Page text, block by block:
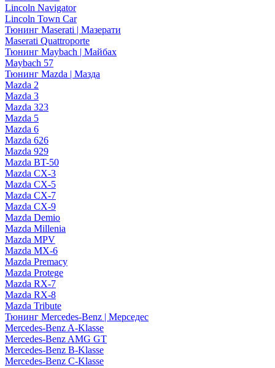
Lincoln Navigator
Lincoln Town Car
Тюнинг Maserati | Мазерати
Maserati Quattroporte
Тюнинг Maybach | Майбах
Maybach 57
Тюнинг Mazda | Мазда
Mazda 2
Mazda 3
Mazda 323
Mazda 5
Mazda 6
Mazda 626
Mazda 929
Mazda BT-50
Mazda CX-3
Mazda CX-5
Mazda CX-7
Mazda CX-9
Mazda Demio
Mazda Millenia
Mazda MPV
Mazda MX-6
Mazda Premacy
Mazda Protege
Mazda RX-7
Mazda RX-8
Mazda Tribute
Тюнинг Mercedes-Benz | Мерседес
Mercedes-Benz A-Klasse
Mercedes-Benz AMG GT
Mercedes-Benz B-Klasse
Mercedes-Benz C-Klasse